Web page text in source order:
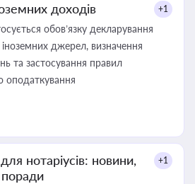
доходів +1
обов’язку декларування
джерел, визначення
та застосування правил
оподаткування
нотаріусів: новини,
поради
+1